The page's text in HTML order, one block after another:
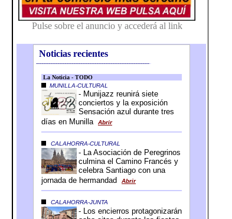
Noticias recientes
-----------------------------------------------------------------